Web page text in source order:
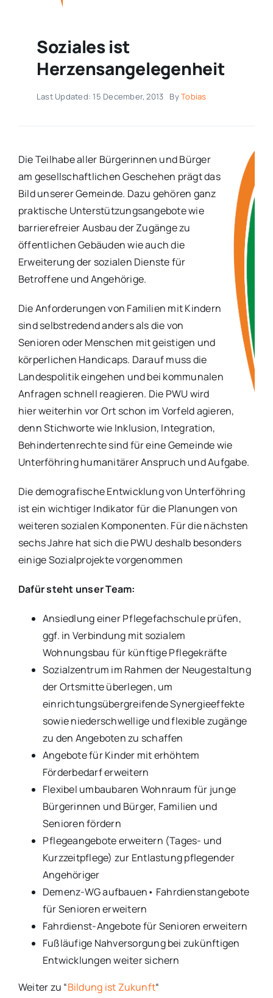
Soziales ist
Herzensangelegenheit
Last Updated: 15 December, 2013 ByTobias
Die Teilhabe aller Bürgerinnen und Bürger
am gesellschaftlichen Geschehen prägt das
Bild unserer Gemeinde. Dazu gehören ganz
praktische Unterstützungsangebote wie
barrierefreier Ausbau der Zugänge zu
öffentlichen Gebäuden wie auch die
Erweiterung der sozialen Dienste für
Betroffene und Angehörige.
Die Anforderungen von Familien mit Kindern
sind selbstredend anders als die von
Senioren oder Menschen mit geistigen und
körperlichen Handicaps. Darauf muss die
Landespolitik eingehen und bei kommunalen
Anfragen schnell reagieren. Die PWU wird
hier weiterhin vor Ort schon im Vorfeld agieren,
denn Stichworte wie Inklusion, Integration,
Behindertenrechte sind für eine Gemeinde wie
Unterföhring humanitärer Anspruch und Aufgabe.
Die demografische Entwicklung von Unterföhring
ist ein wichtiger Indikator für die Planungen von
weiteren sozialen Komponenten. Für die nächsten
sechs Jahre hat sich die PWU deshalb besonders
einige Sozialprojekte vorgenommen
Dafür steht unser Team:
Ansiedlung einer Pflegefachschule prüfen,
ggf. in Verbindung mit sozialem
Wohnungsbau für künftige Pflegekräfte
Sozialzentrum im Rahmen der Neugestaltung
der Ortsmitte überlegen, um
einrichtungsübergreifende Synergieeffekte
sowie niederschwellige und flexible zugänge
zu den Angeboten zu schaffen
Angebote für Kinder mit erhöhtem
Förderbedarf erweitern
Flexibel umbaubaren Wohnraum für junge
Bürgerinnen und Bürger, Familien und
Senioren fördern
Pflegeangebote erweitern (Tages- und
Kurzzeitpflege) zur Entlastung pflegender
Angehöriger
Demenz-WG aufbauen• Fahrdienstangebote
für Senioren erweitern
Fahrdienst-Angebote für Senioren erweitern
Fußläufige Nahversorgung bei zukünftigen
Entwicklungen weiter sichern
Weiter zu “Bildung ist Zukunft“